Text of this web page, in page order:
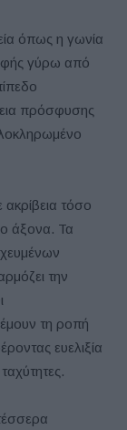
όπως η γωνία
γύρω από
πρόσφυσης
τόσο
άξονα. Τα
την
τη ροπή
ευελιξία